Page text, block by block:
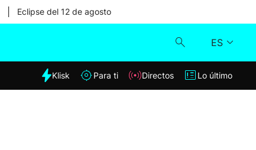
Eclipse del 12 de agosto
ES
Klisk
Klisk Para ti Directos Lo último